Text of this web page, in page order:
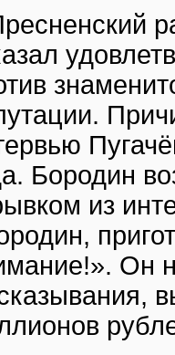
Бородин
из
Он